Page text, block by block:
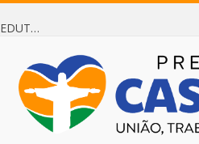
Dispensa de Licitação 078/2026 (AQUISIÇÃO DE AGENTE REDUTOR LÍQUIDO AUTOMOTIVO – ARLA 32, PARA ATENDER A FROTA OFICIAL DE VEÍCULOS DA SECRETARIA MUNICIPAL DE EDUCAÇÃO DO MUNICÍPIO DE CASTANHAL/PA)